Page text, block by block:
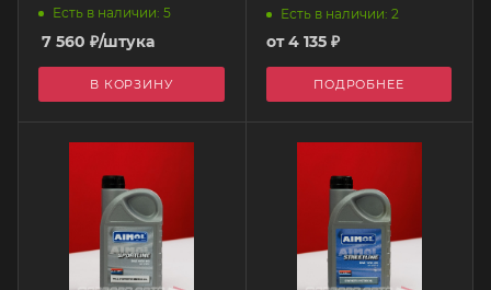
AIMOL
Есть в наличии: 5
7 560 ₽/штука
В КОРЗИНУ
AIMOL
Есть в наличии: 2
от4 135 ₽
ПОДРОБНЕЕ